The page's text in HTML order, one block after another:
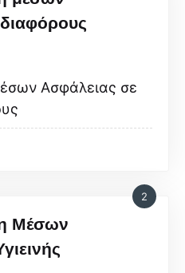
Ασφάλειας σε
Μέσων
2